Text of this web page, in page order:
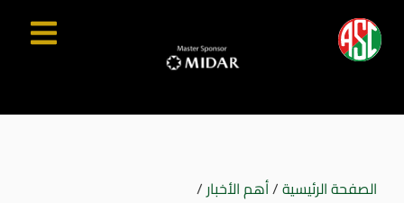
الصفحة الرئيسية/أهم الأخبار/